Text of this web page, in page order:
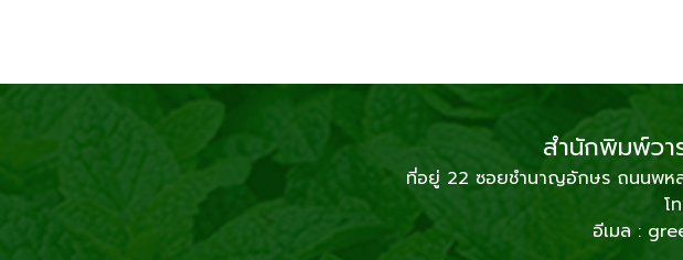
สำนักพิมพ์วา
ที่อยู่ 22 ซอยชำนาญอักษร ถนนพห
โ
อีเมล :